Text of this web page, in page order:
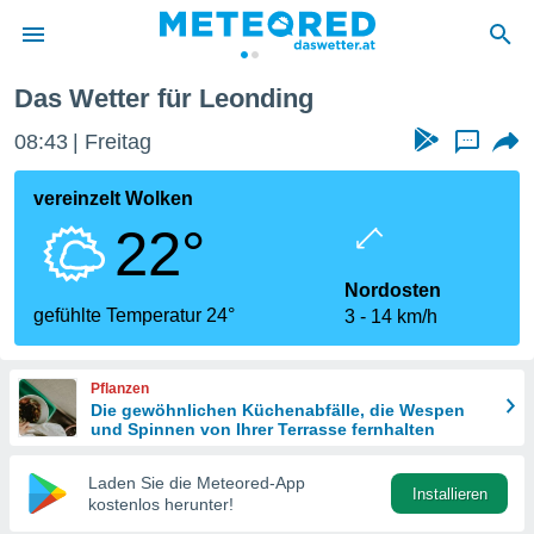
wurde
dass
sind.
diese
Das Wetter für Leonding
08:43 Freitag ...
vereinzelt Wolken
22°
gefühlte Temperatur 24°
Nordosten
3
14 km/h
Pflanzen
Die gewöhnlichen Küchenabfälle, die Wespen
und Spinnen von Ihrer Terrasse fernhalten
Laden Sie die Meteored-App
kostenlos herunter!
Installieren